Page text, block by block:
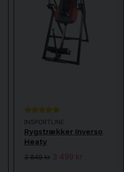
INSPORTLINE
Rygstrækker Inverso
Heaty
3 849 kr 3 499 kr